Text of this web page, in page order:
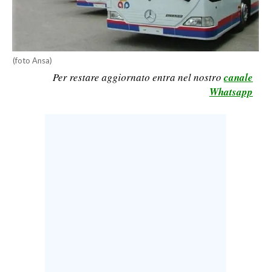
SPORT IN SARDEGNA
(foto Ansa)
Per restare aggiornato entra nel nostro canale
Whatsapp